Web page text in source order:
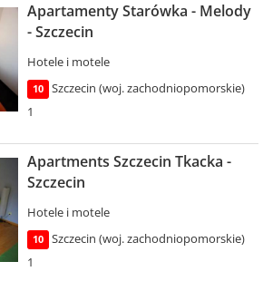
Apartamenty Starówka - Melody
- Szczecin
Hotele i motele
10
Szczecin (woj. zachodniopomorskie)
1
Apartments Szczecin Tkacka -
Szczecin
Hotele i motele
10
Szczecin (woj. zachodniopomorskie)
1